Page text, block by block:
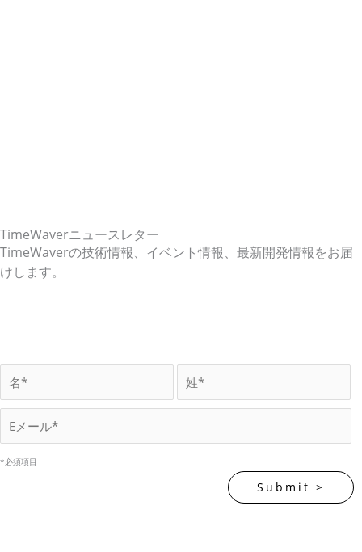
TimeWaverニュースレター
TimeWaverの技術情報、イベント情報、最新開発情報をお届
けします。
*必須項目